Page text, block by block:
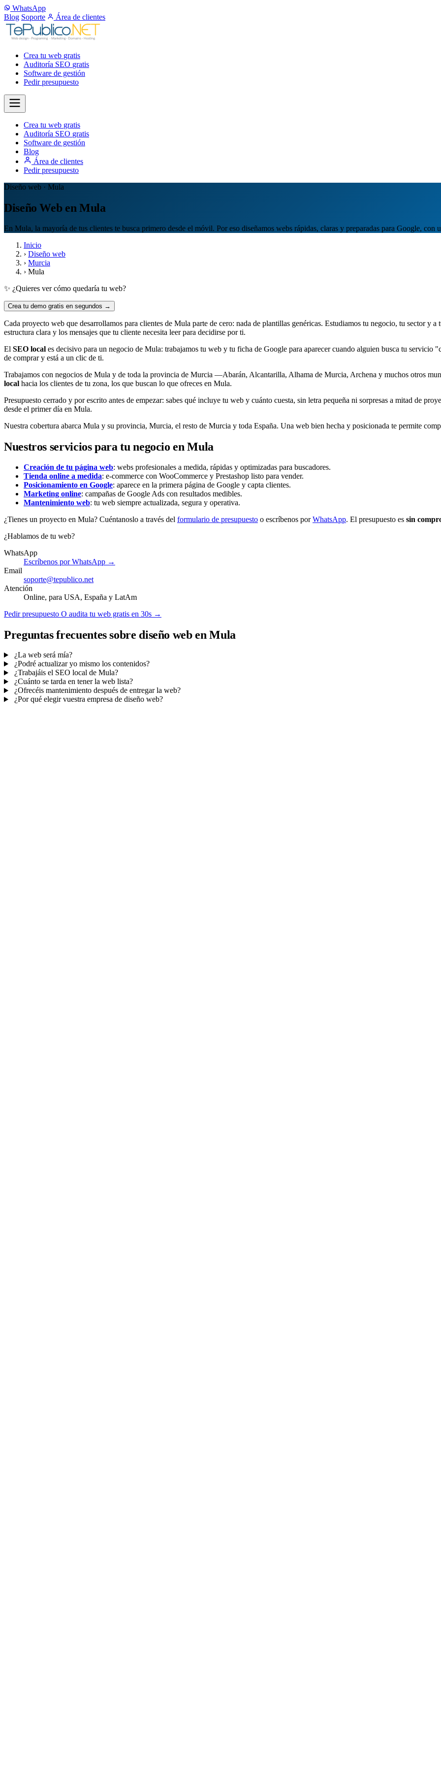
WhatsApp
Blog Soporte Área de clientes
Crea tu web gratis
Auditoría SEO gratis
Software de gestión
Pedir presupuesto
Crea tu web gratis
Auditoría SEO gratis
Software de gestión
Blog
Área de clientes
Pedir presupuesto
Diseño web · Mula
Diseño Web en Mula
En Mula, la mayoría de tus clientes te busca primero desde el móvil. Por eso diseñamos webs rápidas, claras y preparadas para Google, con
Inicio
› Diseño web
› Murcia
› Mula
✨ ¿Quieres ver cómo quedaría tu web?
Crea tu demo gratis en segundos →
Cada proyecto web que desarrollamos para clientes de Mula parte de cero: nada de plantillas genéricas. Estudiamos tu negocio, tu sector y
estructura clara y los mensajes que tu cliente necesita leer para decidirse por ti.
El SEO local es decisivo para un negocio de Mula: trabajamos tu web y tu ficha de Google para aparecer cuando alguien busca tu
de comprar y está a un clic de ti.
Trabajamos con negocios de Mula y de toda la provincia de Murcia —Abarán, Alcantarilla, Alhama de Murcia, Archena y muchos otros
local hacia los clientes de tu zona, los que buscan lo que ofreces en Mula.
Presupuesto cerrado y por escrito antes de empezar: sabes qué incluye tu web y cuánto cuesta, sin letra pequeña ni sorpresas a mitad de
desde el primer día en Mula.
Nuestra cobertura abarca Mula y su provincia, Murcia, el resto de Murcia y toda España. Una web bien hecha y posicionada te permite
Nuestros servicios para tu negocio en Mula
Creación de tu página web: webs profesionales a medida, rápidas y optimizadas para buscadores.
Tienda online a medida: e-commerce con WooCommerce y Prestashop listo para vender.
Posicionamiento en Google: aparece en la primera página de Google y capta clientes.
Marketing online: campañas de Google Ads con resultados medibles.
Mantenimiento web: tu web siempre actualizada, segura y operativa.
¿Tienes un proyecto en Mula? Cuéntanoslo a través del formulario de presupuesto o escríbenos porWhatsApp. El presupuesto es sin
¿Hablamos de tu web?
WhatsApp
Escríbenos por WhatsApp →
Email
soporte@tepublico.net
Atención
Online, para USA, España y LatAm
Pedir presupuesto O audita tu web gratis en 30s →
Preguntas frecuentes sobre diseño web en Mula
¿La web será mía?
¿Podré actualizar yo mismo los contenidos?
¿Trabajáis el SEO local de Mula?
¿Cuánto se tarda en tener la web lista?
¿Ofrecéis mantenimiento después de entregar la web?
¿Por qué elegir vuestra empresa de diseño web?